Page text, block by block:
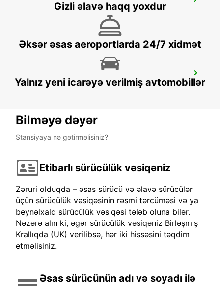
AVEIRO - PORTUGAL
LISBON PRIOR VELHO SUPERSITE
PRIOR VELHO - PORTUGAL
Gizli əlavə haqq yoxdur
Əksər əsas aeroportlarda 24/7 xidmət
Yalnız yeni icarəyə verilmiş avtomobillər
Bilməyə dəyər
Stansiyaya nə gətirməlisiniz?
Etibarlı sürücülük vəsiqəniz
Zəruri olduqda – əsas sürücü və əlavə sürücülər
üçün sürücülük vəsiqəsinin rəsmi tərcüməsi və ya
beynəlxalq sürücülük vəsiqəsi tələb oluna bilər.
Nəzərə alın ki, əgər sürücülük vəsiqəniz Birləşmiş
Krallıqda (UK) verilibsə, hər iki hissəsini təqdim
etməlisiniz.
Əsas sürücünün adı və soyadı ilə